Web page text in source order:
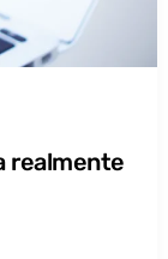
realmente